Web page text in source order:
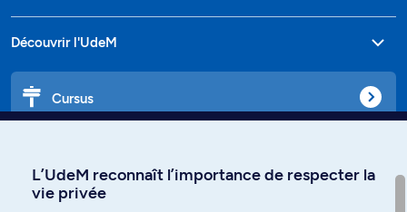
Découvrir l'UdeM
Cursus
L’UdeM reconnaît l’importance de respecter la
vie privée